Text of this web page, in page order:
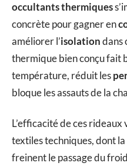
occultants thermiques
concrète pour gagner en
améliorer l’isolationdans
thermique bien conçu fait
température, réduit les
bloque les assauts de la
L’efficacité de ces
textiles techniques, dont
freinent le passage du